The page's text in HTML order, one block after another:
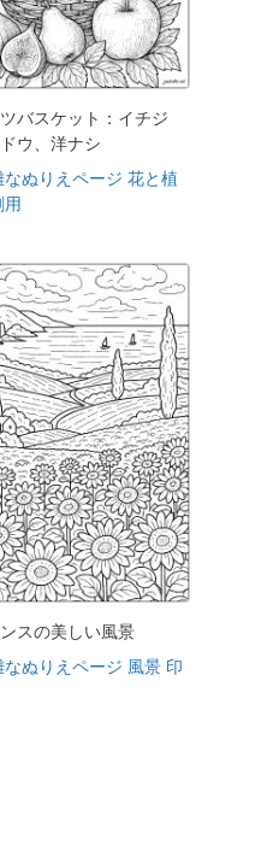
バスケット：イチジ
ウ、洋ナシ
なぬりえページ 花と植
スの美しい風景
なぬりえページ 風景 印